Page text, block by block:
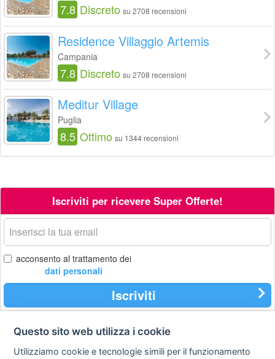
7.8 Discreto su 2708 recensioni
Residence Villaggio Artemis
Campania
7.8 Discreto su 2708 recensioni
Meditur Village
Puglia
8.5 Ottimo su 1344 recensioni
Iscriviti per ricevere Super Offerte!
La
tua
email
acconsento al trattamento dei
dati personali
Iscriviti
Contatti
Privacy
policy
legale
Questo sito web utilizza i cookie
Utilizziamo cookie e tecnologie simili per il funzionamento